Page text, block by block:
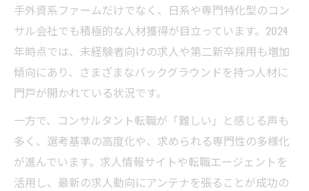
コンサル 求人 未経験者が重視すべきポイン
ト解説
コンサルティング業界が未経験者に期待す
る強みとは
未経験からコンサルへ転職する際の準備と
対策
未経験者におすすめのコンサル求人の見つ
け方
手外資系ファームだけでなく、日系や専門特化型のコン
サル会社でも積極的な人材獲得が目立っています。2024
年時点では、未経験者向けの求人や第二新卒採用も増加
傾向にあり、さまざまなバックグラウンドを持つ人材に
門戸が開かれている状況です。
一方で、コンサルタント転職が「難しい」と感じる声も
多く、選考基準の高度化や、求められる専門性の多様化
が進んでいます。求人情報サイトや転職エージェントを
活用し、最新の求人動向にアンテナを張ることが成功の